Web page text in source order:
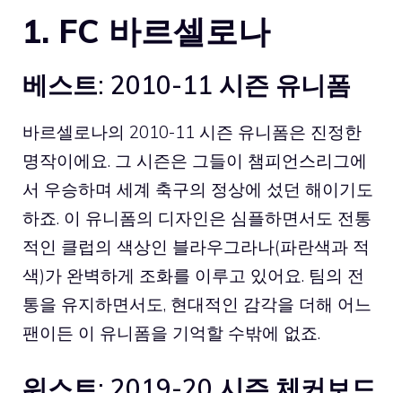
1. FC 바르셀로나
베스트: 2010-11 시즌 유니폼
바르셀로나의 2010-11 시즌 유니폼은 진정한
명작이에요. 그 시즌은 그들이 챔피언스리그에
서 우승하며 세계 축구의 정상에 섰던 해이기도
하죠. 이 유니폼의 디자인은 심플하면서도 전통
적인 클럽의 색상인 블라우그라나(파란색과 적
색)가 완벽하게 조화를 이루고 있어요. 팀의 전
통을 유지하면서도, 현대적인 감각을 더해 어느
팬이든 이 유니폼을 기억할 수밖에 없죠.